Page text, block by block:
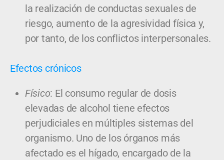
la realización de conductas sexuales de
riesgo, aumento de la agresividad física y,
por tanto, de los conflictos interpersonales.
Efectos crónicos
Físico: El consumo regular de dosis
elevadas de alcohol tiene efectos
perjudiciales en múltiples sistemas del
organismo. Uno de los órganos más
afectado es el hígado, encargado de la